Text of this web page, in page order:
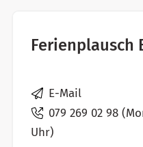
Ferienplausch
E-Mail
079 269 02 98
Uhr)